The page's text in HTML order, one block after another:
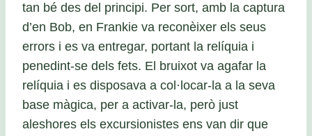
tan bé des del principi. Per sort, amb la captura
d’en Bob, en Frankie va reconèixer els seus
errors i es va entregar, portant la relíquia i
penedint-se dels fets. El bruixot va agafar la
relíquia i es disposava a col·locar-la a la seva
base màgica, per a activar-la, però just
aleshores els excursionistes ens van dir que